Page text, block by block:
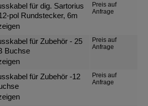
für dig. Sartorius
pol Rundstecker, 6m
Preis auf
Anfrage
für Zubehör - 25
Buchse
Preis auf
Anfrage
für Zubehör -12
Preis auf
Anfrage